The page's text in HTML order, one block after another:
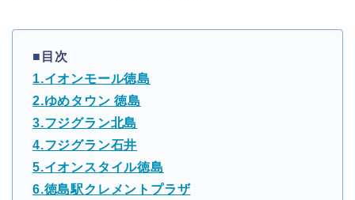
■目次
1.イオンモール徳島
2.ゆめタウン 徳島
3.フジグラン北島
4.フジグラン石井
5.イオンスタイル徳島
6.徳島駅クレメントプラザ